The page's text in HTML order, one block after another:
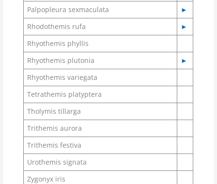
Palpopleura sexmaculata
►
Rhodothemis rufa
►
Rhyothemis phyllis
Rhyothemis plutonia
►
Rhyothemis variegata
Tetrathemis platyptera
Tholymis tillarga
Trithemis aurora
Trithemis festiva
Urothemis signata
Zygonyx iris